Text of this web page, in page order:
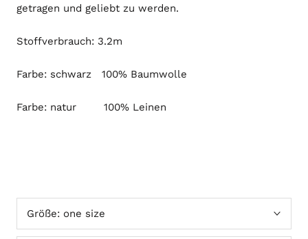
getragen und geliebt zu werden.
Stoffverbrauch: 3.2m
Farbe: schwarz 100% Baumwolle
Farbe: natur 100% Leinen
Größe: one size